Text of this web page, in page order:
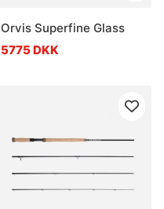
Orvis Superfine Glass
5775 DKK